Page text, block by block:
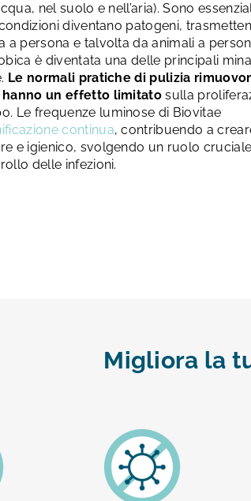
nel suolo e nell’aria). Sono
diventano patogeni,
a persona e talvolta da animali a
è diventata una delle principali
Le normali pratiche di pulizia
hanno un effetto limitato sulla
Le frequenze luminose di Biovitae
continua, contribuendo a
e igienico, svolgendo un ruolo
delle infezioni.
Migliora la